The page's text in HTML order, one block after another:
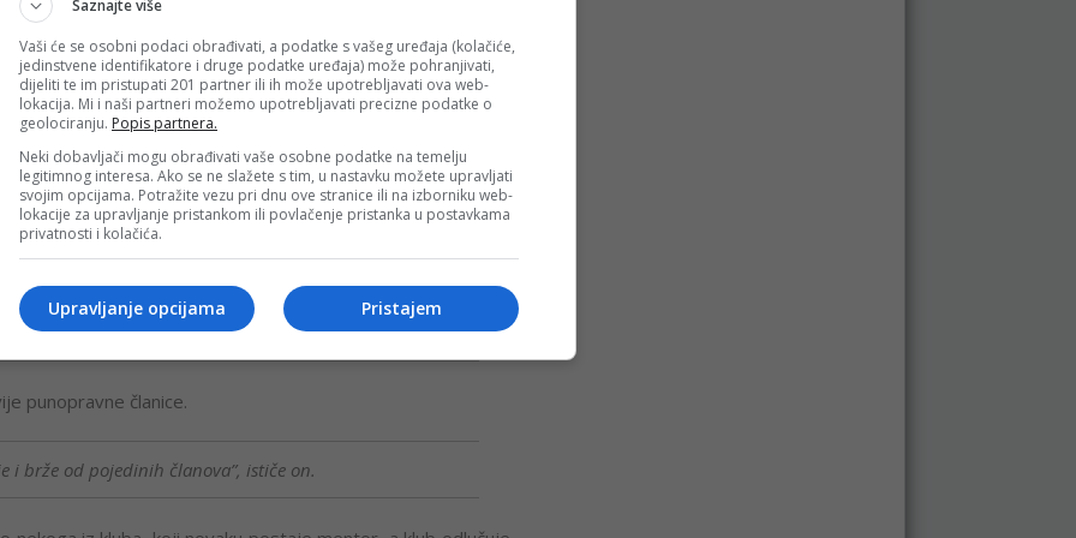
išao jedan kolega iz Karlovca, rođak drugara iz kluba. On
jači nego što je imao, i mislim da je u jednoj krivini
pada i ozbiljnih razmišljanja da se prekine
je malo ugruvao koljeno, ali motor se raspao. Tada
one razasute dijelove i kažu da će ga sastaviti za pola
sata je trebalo da se motor sastavi, uz pomoć vezica,
i komandnu tablu, uklopili je i momak je na kraju
tri dana banjanja u Crnom moru”, istakao je on.
punopravne članice.
i brže od pojedinih članova”, ističe on.
Saznajte više
Vaši će se osobni podaci obrađivati, a podatke s vašeg uređaja (kolačiće,
jedinstvene identifikatore i druge podatke uređaja) može pohranjivati,
dijeliti te im pristupati 201 partner ili ih može upotrebljavati ova web-
lokacija. Mi i naši partneri možemo upotrebljavati precizne podatke o
geolociranju. Popis partnera.
Neki dobavljači mogu obrađivati vaše osobne podatke na temelju
legitimnog interesa. Ako se ne slažete s tim, u nastavku možete upravljati
svojim opcijama. Potražite vezu pri dnu ove stranice ili na izborniku web-
lokacije za upravljanje pristankom ili povlačenje pristanka u postavkama
privatnosti i kolačića.
Pristajem
Upravljanje opcijama